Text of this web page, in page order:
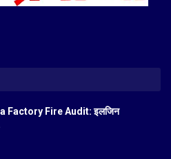
Factory Fire Audit: इलजिन